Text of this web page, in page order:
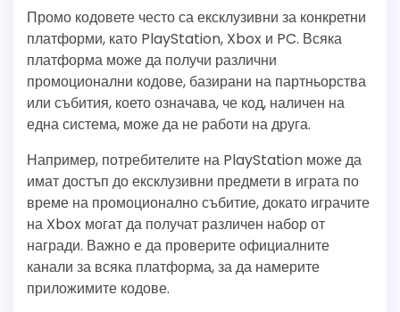
Промо кодовете често са ексклузивни за конкретни
платформи, като PlayStation, Xbox и PC. Всяка
платформа може да получи различни
промоционални кодове, базирани на партньорства
или събития, което означава, че код, наличен на
една система, може да не работи на друга.
Например, потребителите на PlayStation може да
имат достъп до ексклузивни предмети в играта по
време на промоционално събитие, докато играчите
на Xbox могат да получат различен набор от
награди. Важно е да проверите официалните
канали за всяка платформа, за да намерите
приложимите кодове.